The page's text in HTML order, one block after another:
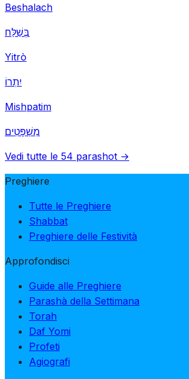
Beshalach
בְּשַׁלַּח
Yitrò
יִתְרוֹ
Mishpatim
מִשְׁפָּטִים
Vedi tutte le 54 parashot →
Preghiere
Tutte le Preghiere
Shabbat
Preghiere delle Festività
Approfondisci
Guide alle Preghiere
Parashà della Settimana
Torah
Daf Yomi
Profeti
Agiografi